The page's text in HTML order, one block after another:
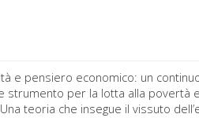
e pensiero economico: un
strumento per la lotta alla
teoria che insegue il vissuto